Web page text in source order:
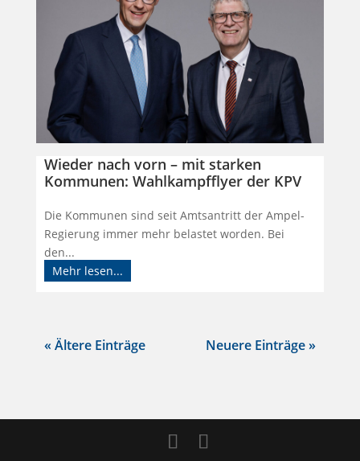
Wieder nach vorn – mit starken
Kommunen: Wahlkampfflyer der KPV
Die Kommunen sind seit Amtsantritt der Ampel-
Regierung immer mehr belastet worden. Bei
den...
Mehr lesen...
« Ältere Einträge Neuere Einträge »